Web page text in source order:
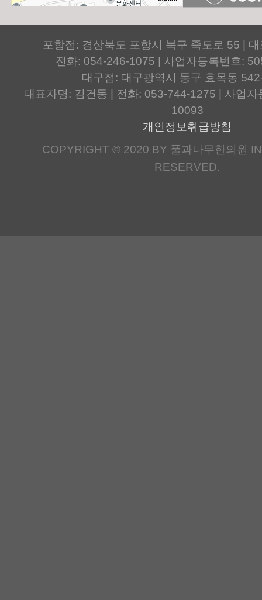
포항점: 경상북도 포항시 북구 죽도로 55 |
전화: 054-246-1075 | 사업자등록번호:
대구점: 대구광역시 동구 효목동
대표자명: 김건동 | 전화: 053-744-1275 | 사업
10093
개인정보취급방침
COPYRIGHT © 2020 BY 풀과나무한의원
RESERVED.